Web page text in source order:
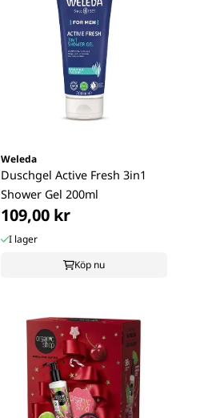
Weleda
Duschgel Active Fresh 3in1
Shower Gel 200ml
109,00 kr
I lager
Köp nu